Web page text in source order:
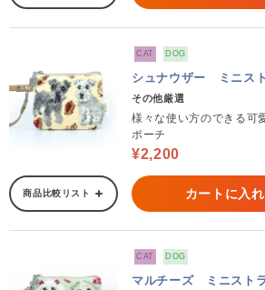
CAT DOG
シュナウザー ミニス
その他厳選
様々な使い方のできる可
ポーチ
¥2,200
商品比較リスト カートに入
CAT DOG
マルチーズ ミニスト